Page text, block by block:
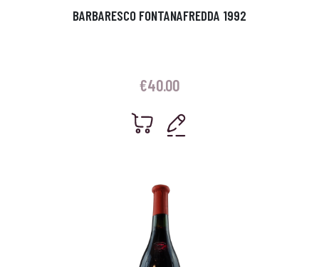
BARBARESCO FONTANAFREDDA 1992
€40.00